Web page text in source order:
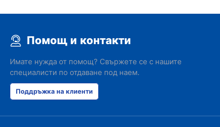
Помощ и контакти
Имате нужда от помощ? Свържете се с нашите
специалисти по отдаване под наем.
Поддръжка на клиенти